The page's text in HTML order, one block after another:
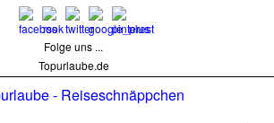
Folge uns ...
Topurlaube.de